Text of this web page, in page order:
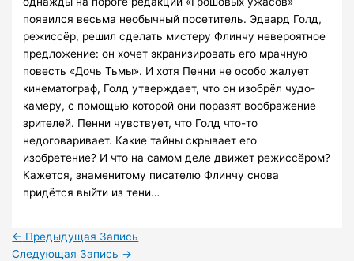
появился весьма необычный посетитель. Эдвард Голд,
режиссёр, решил сделать мистеру Флинчу невероятное
предложение: он хочет экранизировать его мрачную
повесть «Дочь Тьмы». И хотя Пенни не особо жалует
кинематограф, Голд утверждает, что он изобрёл чудо-
камеру, с помощью которой они поразят воображение
зрителей. Пенни чувствует, что Голд что-то
недоговаривает. Какие тайны скрывает его
изобретение? И что на самом деле движет режиссёром?
Кажется, знаменитому писателю Флинчу снова
придётся выйти из тени…
← Предыдущая Запись
Следующая Запись →